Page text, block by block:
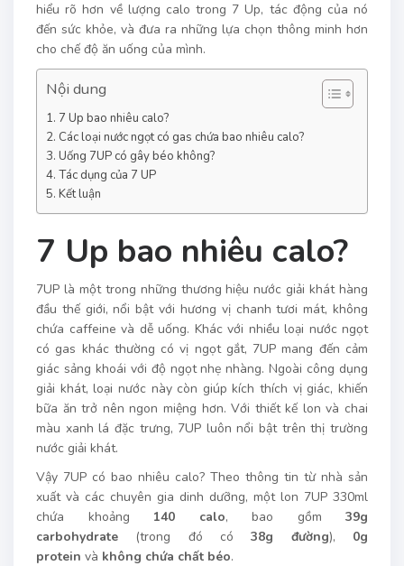
hiểu rõ hơn về lượng calo trong 7 Up, tác động của nó
đến sức khỏe, và đưa ra những lựa chọn thông minh hơn
cho chế độ ăn uống của mình.
Nội dung
7 Up bao nhiêu calo?
Các loại nước ngọt có gas chứa bao nhiêu calo?
Uống 7UP có gây béo không?
Tác dụng của 7 UP
Kết luận
7 Up bao nhiêu calo?
7UP là một trong những thương hiệu nước giải khát hàng
đầu thế giới, nổi bật với hương vị chanh tươi mát, không
chứa caffeine và dễ uống. Khác với nhiều loại nước ngọt
có gas khác thường có vị ngọt gắt, 7UP mang đến cảm
giác sảng khoái với độ ngọt nhẹ nhàng. Ngoài công dụng
giải khát, loại nước này còn giúp kích thích vị giác, khiến
bữa ăn trở nên ngon miệng hơn. Với thiết kế lon và chai
màu xanh lá đặc trưng, 7UP luôn nổi bật trên thị trường
nước giải khát.
Vậy 7UP có bao nhiêu calo? Theo thông tin từ nhà sản
xuất và các chuyên gia dinh dưỡng, một lon 7UP 330ml
chứa khoảng 140 calo, bao gồm 39g
carbohydrate (trong đó có38g đường), 0g
protein và không chứa chất béo.